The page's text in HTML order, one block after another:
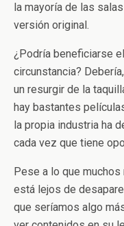
la mayoría de las
versión original.
¿Podría beneficiarse
circunstancia?
un resurgir de la
hay bastantes
la propia industria ha
cada vez que tiene
Pese a lo que
está lejos de
que seríamos algo